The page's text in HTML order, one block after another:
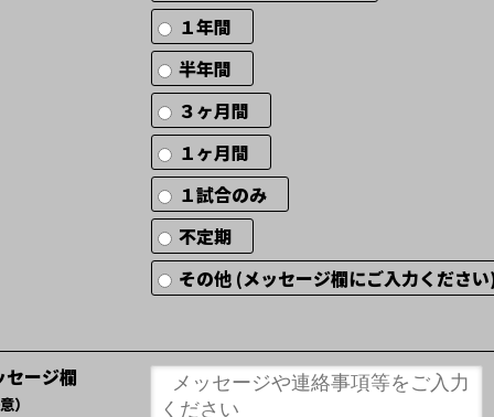
１年間
半年間
３ヶ月間
１ヶ月間
１試合のみ
不定期
その他 (メッセージ欄にご入力くだ
セージ欄
）